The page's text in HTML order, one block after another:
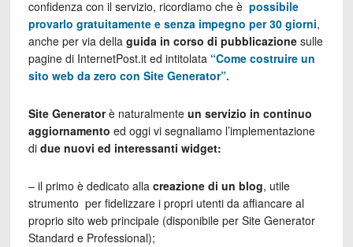
confidenza con il servizio, ricordiamo che è possibile
provarlo gratuitamente e senza impegno per 30 giorni,
anche per via dellaguida in corso di pubblicazionesulle
pagine di InternetPost.it ed intitolata “Come costruire un
sito web da zero con Site Generator”.
Site Generatorè naturalmente un servizio in continuo
aggiornamento ed oggi vi segnaliamo l’implementazione
di due nuovi ed interessanti widget:
– il primo è dedicato allacreazione di un blog, utile
strumento per fidelizzare i propri utenti da affiancare al
proprio sito web principale (disponibile per Site Generator
Standard e Professional);